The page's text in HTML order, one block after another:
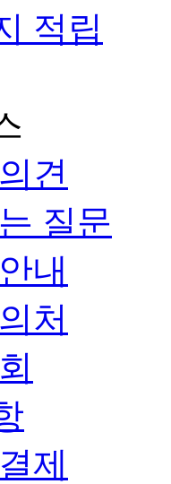
적립
견
질문
내
처
제